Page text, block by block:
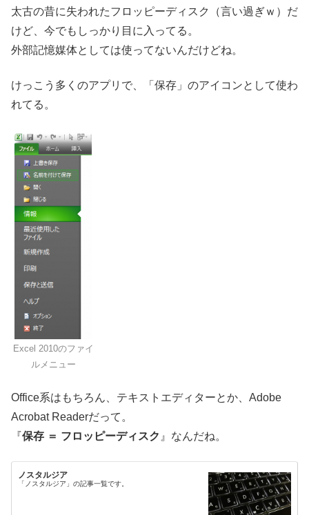
太古の昔に失われたフロッピーディスク（言い過ぎｗ）だ
けど、今でもしっかり目に入ってる。
外部記憶媒体としては使ってないんだけどね。
けっこう多くのアプリで、「保存」のアイコンとして使わ
れてる。
Excel 2010のファイ
ルメニュー
Office系はもちろん、テキストエディターとか、Adobe
Acrobat Readerだって。
『保存 ＝ フロッピーディスク 』なんだね。
ノスタルジア
「ノスタルジア」の記事一覧です。